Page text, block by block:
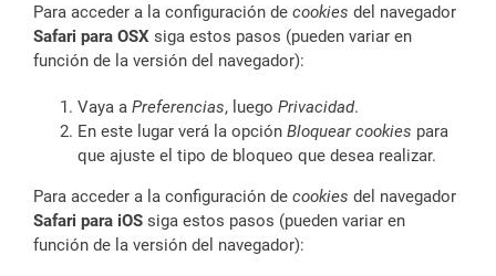
Para acceder a la configuración de cookies del navegador
Safari para OSX siga estos pasos (pueden variar en
función de la versión del navegador):
Vaya a Preferencias, luego Privacidad.
En este lugar verá la opción Bloquear cookies para
que ajuste el tipo de bloqueo que desea realizar.
Para acceder a la configuración de cookies del navegador
Safari para iOS siga estos pasos (pueden variar en
función de la versión del navegador):